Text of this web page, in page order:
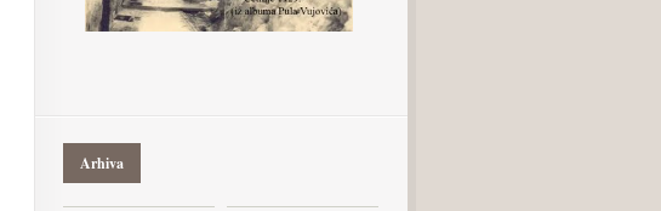
Arhiva